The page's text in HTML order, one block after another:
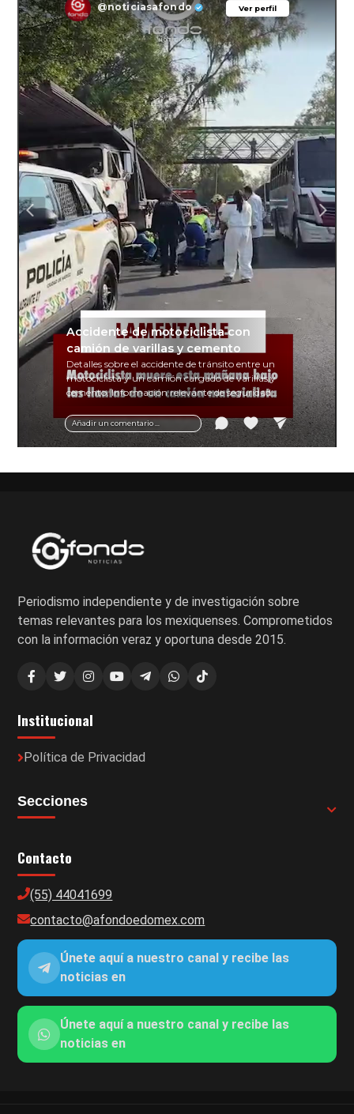
Ver perfil
@noticiasafondo Ver perfil
Añadir un comentario ...
Accidente de motociclista con
camión de varillas y cemento
Detalles sobre el accidente de tránsito entre un
motociclista y un camión cargado de varillas y
cemento. Información relevante de seguridad
vial y recomendaciones para motociclistas.
Periodismo independiente y de investigación sobre
temas relevantes para los mexiquenses. Comprometidos
con la información veraz y oportuna desde 2015.
Institucional
Política de Privacidad
Secciones
Contacto
(55) 44041699
contacto@afondoedomex.com
Únete aquí a nuestro canal y recibe las
noticias en
Únete aquí a nuestro canal y recibe las
noticias en